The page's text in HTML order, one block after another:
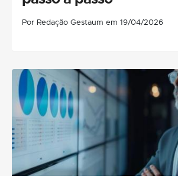
Por Redação Gestaum em 19/04/2026